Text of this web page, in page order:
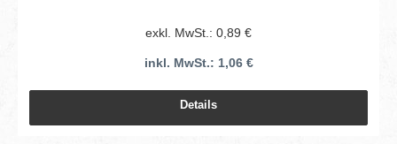
exkl. MwSt.: 0,89 €
inkl. MwSt.: 1,06 €
Details